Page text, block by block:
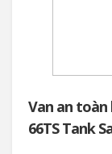
Van an toàn
66TS Tank